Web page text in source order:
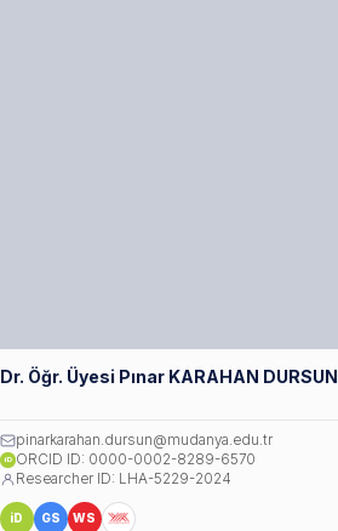
Dr. Öğr. Üyesi Pınar KARAHAN DURSUN
pinarkarahan.dursun@mudanya.edu.tr
iD ORCID ID: 0000-0002-8289-6570
Researcher ID: LHA-5229-2024
iD GS WS